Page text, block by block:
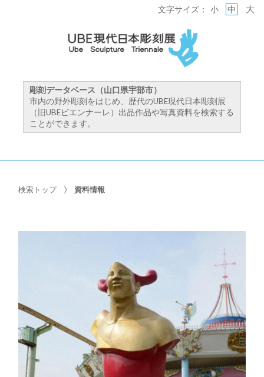
彫刻データベース（山口県宇部市）
市内の野外彫刻をはじめ、歴代のUBE現代日本彫刻展
（旧UBEビエンナーレ）出品作品や写真資料を検索する
ことができます。
文字サイズ： 小 中 大
検索トップ 資料情報